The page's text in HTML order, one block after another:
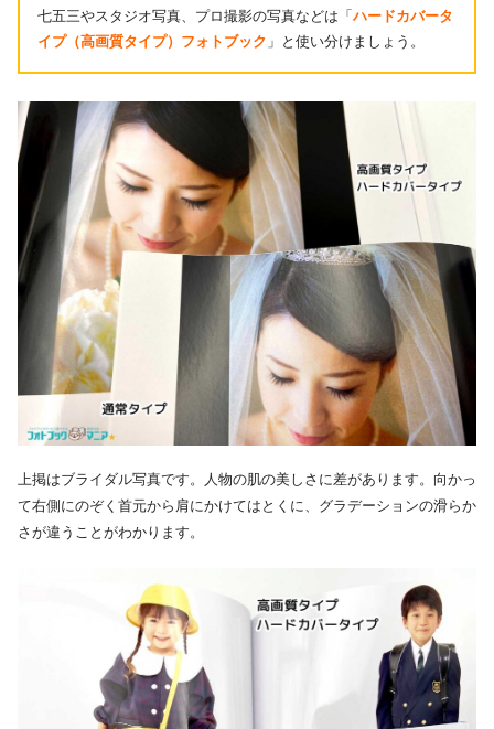
七五三やスタジオ写真、プロ撮影の写真などは「ハードカバータ
イプ（高画質タイプ）フォトブック 」と使い分けましょう。
上掲はブライダル写真です。人物の肌の美しさに差があります。向かっ
て右側にのぞく首元から肩にかけてはとくに、グラデーションの滑らか
さが違うことがわかります。